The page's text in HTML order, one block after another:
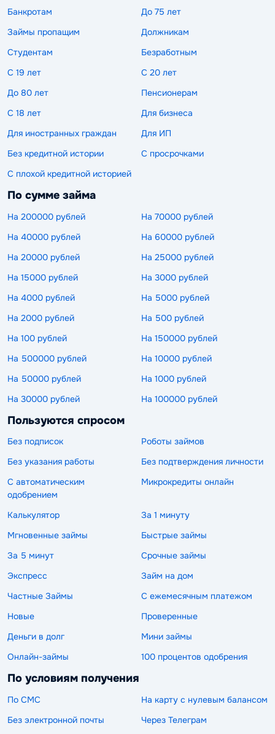
Банкротам
До 75 лет
Займы пропащим
Должникам
Студентам
Безработным
С 19 лет
С 20 лет
До 80 лет
Пенсионерам
С 18 лет
Для бизнеса
Для иностранных граждан
Для ИП
Без кредитной истории
С просрочками
С плохой кредитной историей
По сумме займа
На 200000 рублей
На 70000 рублей
На 40000 рублей
На 60000 рублей
На 20000 рублей
На 25000 рублей
На 15000 рублей
На 3000 рублей
На 4000 рублей
На 5000 рублей
На 2000 рублей
На 500 рублей
На 100 рублей
На 150000 рублей
На 500000 рублей
На 10000 рублей
На 50000 рублей
На 1000 рублей
На 30000 рублей
На 100000 рублей
Пользуются спросом
Без подписок
Роботы займов
Без указания работы
Без подтверждения личности
С автоматическим
одобрением
Микрокредиты онлайн
Калькулятор
За 1 минуту
Мгновенные займы
Быстрые займы
За 5 минут
Срочные займы
Экспресс
Займ на дом
Частные Займы
С ежемесячным платежом
Новые
Проверенные
Деньги в долг
Мини займы
Онлайн-займы
100 процентов одобрения
По условиям получения
По СМС
На карту с нулевым балансом
Без электронной почты
Через Телеграм